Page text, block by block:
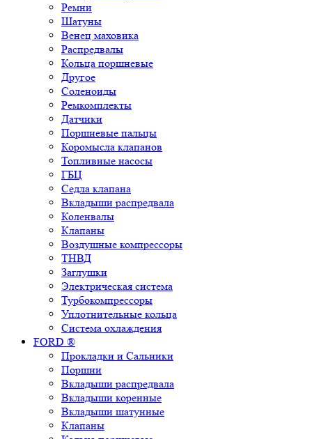
Ремни
Шатуны
Венец маховика
Распредвалы
Кольца поршневые
Другое
Соленоиды
Ремкомплекты
Датчики
Поршневые пальцы
Коромысла клапанов
Топливные насосы
ГБЦ
Седла клапана
Вкладыши распредвала
Коленвалы
Клапаны
Воздушные компрессоры
ТНВД
Заглушки
Электрическая система
Турбокомпрессоры
Уплотнительные кольца
Система охлаждения
FORD ®
Прокладки и Сальники
Поршни
Вкладыши распредвала
Вкладыши коренные
Вкладыши шатунные
Клапаны